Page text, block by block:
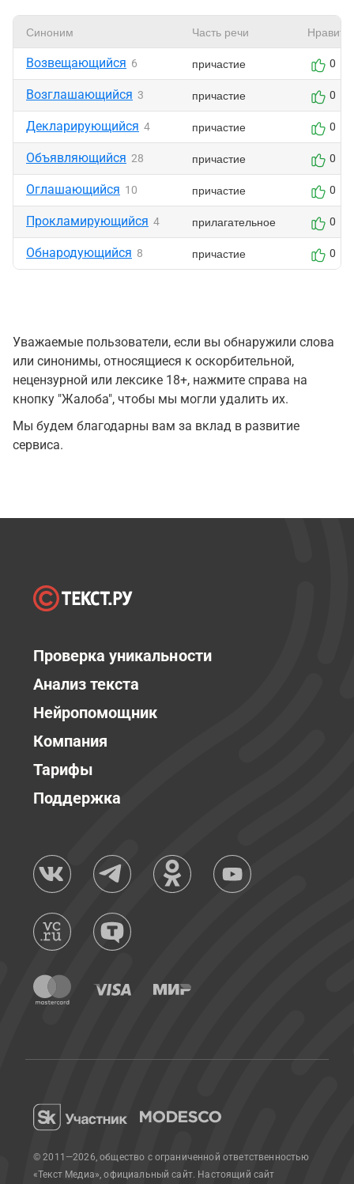
Синоним Часть речи
Возвещающийся 6 причастие 0
Возглашающийся 3 причастие 0
Декларирующийся 4 причастие 0
Объявляющийся 28 причастие 0
Оглашающийся 10 причастие 0
Прокламирующийся 4 прилагательное 0
Обнародующийся 8 причастие 0
Уважаемые пользователи, если вы обнаружили слова
или синонимы, относящиеся к оскорбительной,
нецензурной или лексике 18+, нажмите справа на
кнопку "Жалоба", чтобы мы могли удалить их.
Мы будем благодарны вам за вклад в развитие
сервиса.
Проверка уникальности
Анализ текста
Нейропомощник
Компания
Тарифы
Поддержка
© 2011—2026, общество с ограниченной ответственностью
«Текст Медиа», официальный сайт. Настоящий сайт